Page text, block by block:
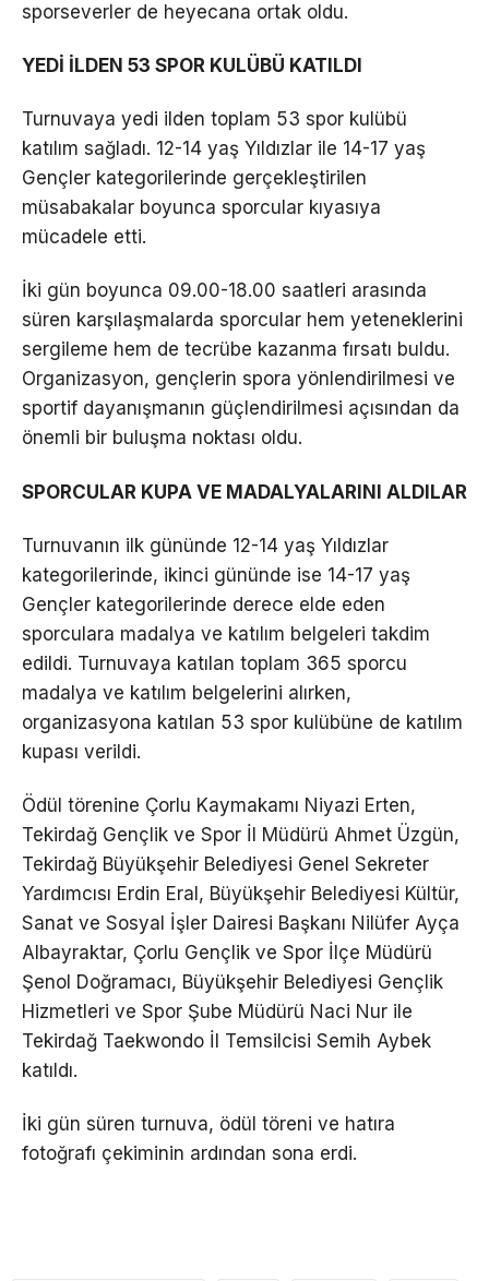
sporseverler de heyecana ortak oldu.
YEDİ İLDEN 53 SPOR KULÜBÜ KATILDI
Turnuvaya yedi ilden toplam 53 spor kulübü
katılım sağladı. 12-14 yaş Yıldızlar ile 14-17 yaş
Gençler kategorilerinde gerçekleştirilen
müsabakalar boyunca sporcular kıyasıya
mücadele etti.
İki gün boyunca 09.00-18.00 saatleri arasında
süren karşılaşmalarda sporcular hem yeteneklerini
sergileme hem de tecrübe kazanma fırsatı buldu.
Organizasyon, gençlerin spora yönlendirilmesi ve
sportif dayanışmanın güçlendirilmesi açısından da
önemli bir buluşma noktası oldu.
SPORCULAR KUPA VE MADALYALARINI ALDILAR
Turnuvanın ilk gününde 12-14 yaş Yıldızlar
kategorilerinde, ikinci gününde ise 14-17 yaş
Gençler kategorilerinde derece elde eden
sporculara madalya ve katılım belgeleri takdim
edildi. Turnuvaya katılan toplam 365 sporcu
madalya ve katılım belgelerini alırken,
organizasyona katılan 53 spor kulübüne de katılım
kupası verildi.
Ödül törenine Çorlu Kaymakamı Niyazi Erten,
Tekirdağ Gençlik ve Spor İl Müdürü Ahmet Üzgün,
Tekirdağ Büyükşehir Belediyesi Genel Sekreter
Yardımcısı Erdin Eral, Büyükşehir Belediyesi Kültür,
Sanat ve Sosyal İşler Dairesi Başkanı Nilüfer Ayça
Albayraktar, Çorlu Gençlik ve Spor İlçe Müdürü
Şenol Doğramacı, Büyükşehir Belediyesi Gençlik
Hizmetleri ve Spor Şube Müdürü Naci Nur ile
Tekirdağ Taekwondo İl Temsilcisi Semih Aybek
katıldı.
İki gün süren turnuva, ödül töreni ve hatıra
fotoğrafı çekiminin ardından sona erdi.